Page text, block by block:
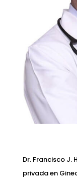
Dr. Francisco J.
privada en